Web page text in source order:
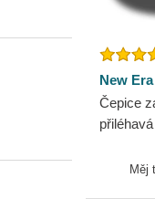
New Era
Čepice
Měj